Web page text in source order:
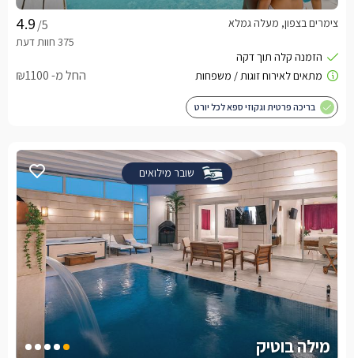
/5 צימרים בצפון, מעלה גמלא
החל מ- ₪1100
בריכה פרטית וגקוזי ספא לכל יורט
שובר מילואים
מילה בוטיק